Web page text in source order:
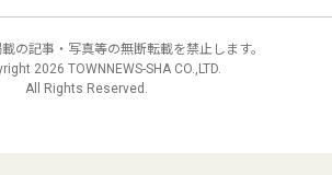
の記事・写真等の無断転載を禁止します。
2026 TOWNNEWS-SHA CO.,LTD.
All Rights Reserved.